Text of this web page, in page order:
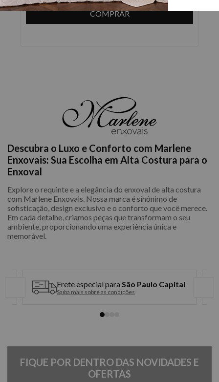
COMPRAR
Descubra o Luxo e Conforto com Marlene
Enxovais: Sua Escolha em Alta Costura para o
Enxoval
Explore o requinte e a elegância do enxoval de alta costura
com Marlene Enxovais. Nossa marca é sinônimo de
sofisticação, design exclusivo e o conforto que você merece.
Em cada detalhe, criamos peças que transformam o seu
ambiente, proporcionando uma experiência única e
memorável.
Frete especial para São Paulo Capital
Saiba mais sobre as condições
FIQUE POR DENTRO DAS NOVIDADES E
OFERTAS